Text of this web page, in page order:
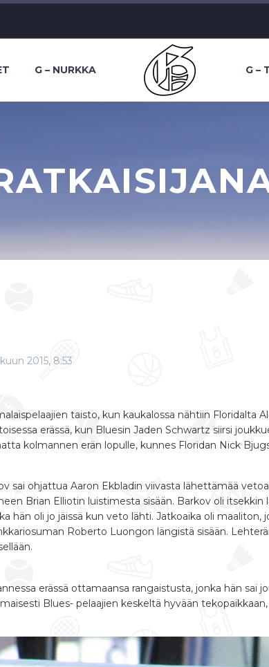
G – NURKKA G –
2015, 8:53
taisto, kun kaukalossa nähtiin Floridalta
erässä, kun Bluesin Jaden Schwartz siirsi
kolmannen erän lopulle, kunnes Floridan Nick
sai ohjattua Aaron Ekbladin viivasta lähettämää
Brian Elliotin luistimesta sisään. Barkov oli
hän oli jo jäissä kun veto lähti. Jatkoaika oli maaliton,
Roberto Luongon längistä sisään.
erässä ottamaansa rangaistusta, jonka hän
Blues- pelaajien keskeltä hyvään